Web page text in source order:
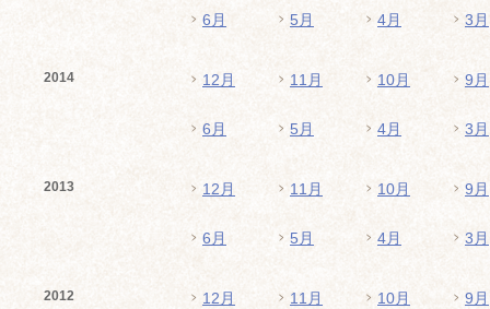
6月 5月 4月 3月
2014 12月 11月 10月 9月
6月 5月 4月 3月
2013 12月 11月 10月 9月
6月 5月 4月 3月
2012 12月 11月 10月 9月